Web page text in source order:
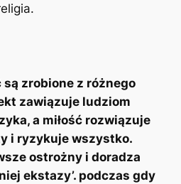
są zrobione z różnego
zawiązuje ludziom
a miłość rozwiązuje
i ryzykuje wszystko.
ostrożny i doradza
ekstazy’. podczas gdy